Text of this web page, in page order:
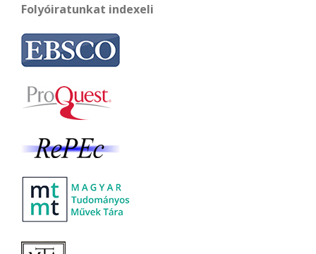
Folyóiratunkat indexeli